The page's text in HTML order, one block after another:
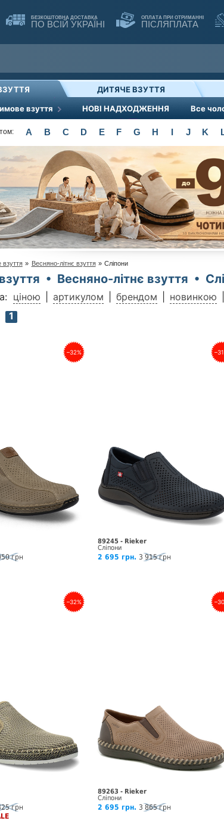
БЕЗКОШТОВНА ДОСТАВКА
ПО ВСІЙ УКРАЇНІ
ОПЛАТА ПРИ ОТРИМАННІ
ПІСЛЯПЛАТА
взуття НОВІ НАДХОДЖЕННЯ Все
ДИТЯЧЕ ВЗУТТЯ
взуття » Весняно-літнє взуття » Сліпони
• Весняно-літнє взуття •
ціною артикулом брендом новинкою
1
–32%
грн
89245 - Rieker
Сліпони
2 695 грн. 3 915 грн
–32%
грн
89263 - Rieker
Сліпони
2 695 грн. 3 865 грн
A B C D E F G H I J K